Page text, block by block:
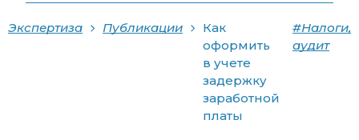
Экспертиза Публикации
Как
оформить
в учете
задержку
заработной
платы
#Налоги,
аудит